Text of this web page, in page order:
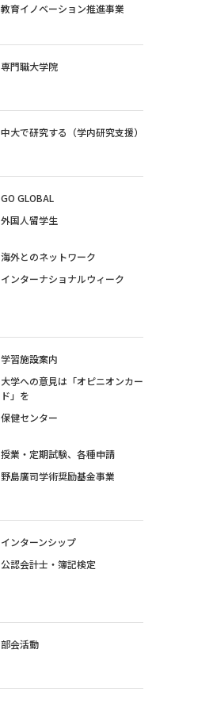
教育イノベーション推進事業
専門職大学院
中大で研究する（学内研究支援）
GO GLOBAL
外国人留学生
海外とのネットワーク
インターナショナルウィーク
学習施設案内
大学への意見は「オピニオンカー
ド」を
保健センター
授業・定期試験、各種申請
野島廣司学術奨励基金事業
インターンシップ
公認会計士・簿記検定
部会活動